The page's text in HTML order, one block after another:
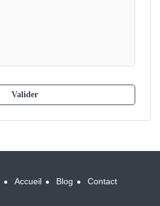
Accueil Blog Contact